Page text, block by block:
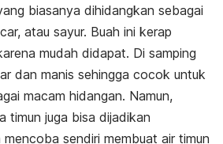
biasanya dihidangkan sebagai
atau sayur. Buah ini kerap
mudah didapat. Di samping
dan manis sehingga cocok untuk
macam hidangan. Namun,
timun juga bisa dijadikan
mencoba sendiri membuat air timun